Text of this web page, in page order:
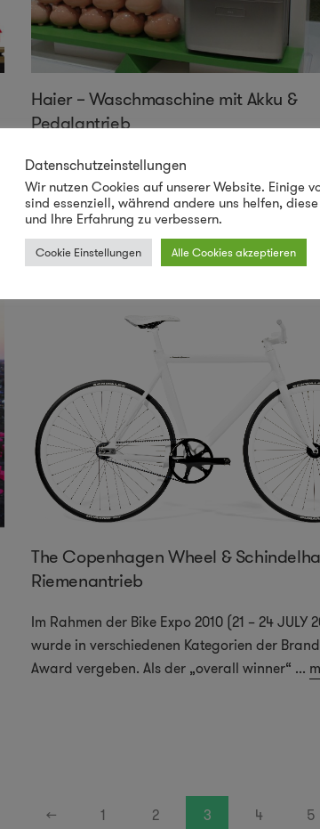
Haier – Waschmaschine mit Akku &
Pedalantrieb
Der Chinesische Elektronik-Hersteller Haier
IFA 2010 eine Waschmaschine vorgestellt, die
Akku angetrieben werden kann, der
...mehr
The Copenhagen Wheel &
Riemenantrieb
Im Rahmen der Bike Expo 2010 (21 – 24 JULY
wurde in verschiedenen Kategorien der
Award vergeben. Als der „overall winner“ ...
← 1 2 3 4 5
Datenschutzeinstellungen
Wir nutzen Cookies auf unserer Website. Einige
sind essenziell, während andere uns helfen,
und Ihre Erfahrung zu verbessern.
Cookie Einstellungen Alle Cookies akzeptieren